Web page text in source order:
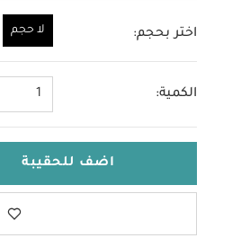
اختر بحجم: لا حجم
الكمية: 1
اضف للحقيبة